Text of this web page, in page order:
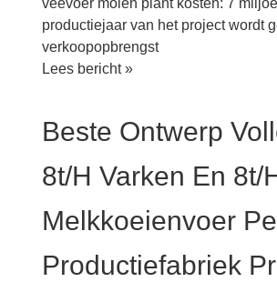
veevoer molen plant kosten: 7
productiejaar van het project wordt
verkoopopbrengst
Complete
van
ton
verwerkingsproject
China
Lees bericht »
Beste Ontwerp
8t/h Varken En 8t/
Melkkoeienvoer
Productiefabriek